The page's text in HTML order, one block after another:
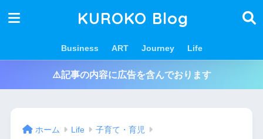
KUROKO Blog
Business ART Journey Life
⚠️記事の内容に広告を含んでおります
ホーム Life 子育て・育児